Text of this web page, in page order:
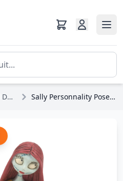
L'étrange Noël De Monsieur Jack Sally Personnality Pose - Disney Traditions